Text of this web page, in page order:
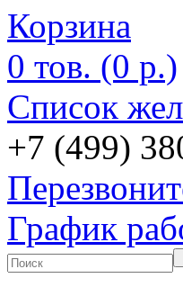
Корзина
0 тов. (0 р.)
Список
+7 (499)
График